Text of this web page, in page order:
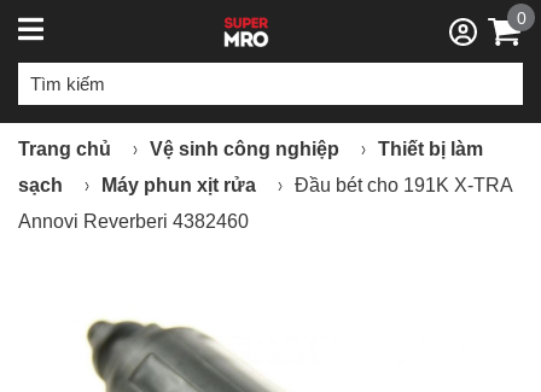
0
Trang chủ Vệ sinh công nghiệp
Thiết bị làm
sạch
Máy phun xịt rửa
Đầu bét cho 191K X-TRA
Annovi Reverberi 4382460